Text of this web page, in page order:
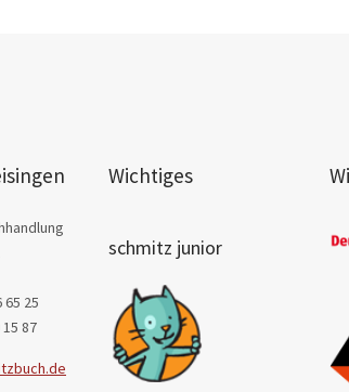
65 25
87
Wichtiges
schmitz junior